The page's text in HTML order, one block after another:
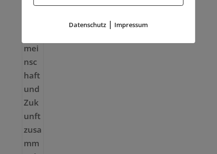
Datenschutz | Impressum